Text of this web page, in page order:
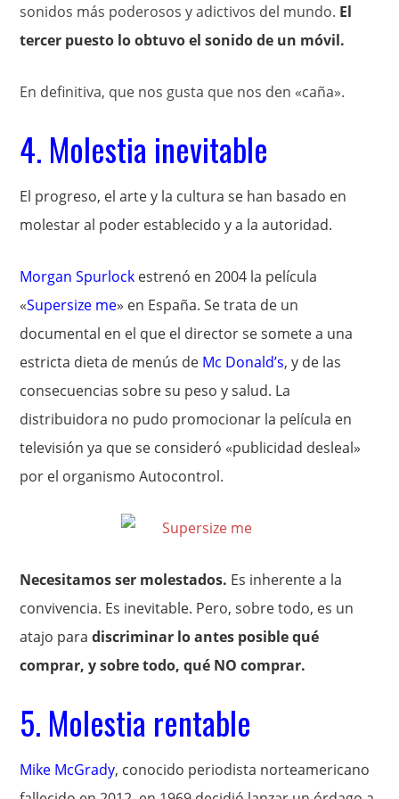
sonidos más poderosos y adictivos del mundo. El
tercer puesto lo obtuvo el sonido de un móvil.
En definitiva, que nos gusta que nos den «caña».
4. Molestia inevitable
El progreso, el arte y la cultura se han basado en
molestar al poder establecido y a la autoridad.
Morgan Spurlock estrenó en 2004 la película
«Supersize me» en España. Se trata de un
documental en el que el director se somete a una
estricta dieta de menús de Mc Donald’s, y de las
consecuencias sobre su peso y salud. La
distribuidora no pudo promocionar la película en
televisión ya que se consideró «publicidad desleal»
por el organismo Autocontrol.
Necesitamos ser molestados. Es inherente a la
convivencia. Es inevitable. Pero, sobre todo, es un
atajo paradiscriminar lo antes posible qué
comprar, y sobre todo, qué NO comprar.
5. Molestia rentable
Mike McGrady, conocido periodista norteamericano